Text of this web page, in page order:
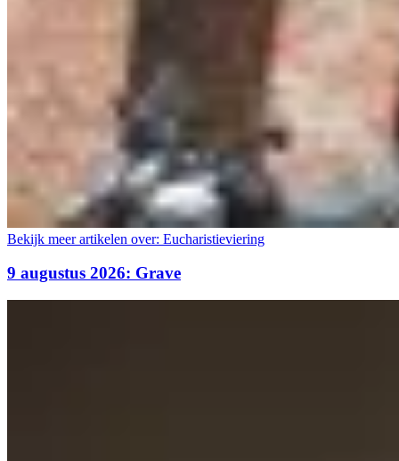
Bekijk meer artikelen over: Eucharistieviering
9 augustus 2026: Grave